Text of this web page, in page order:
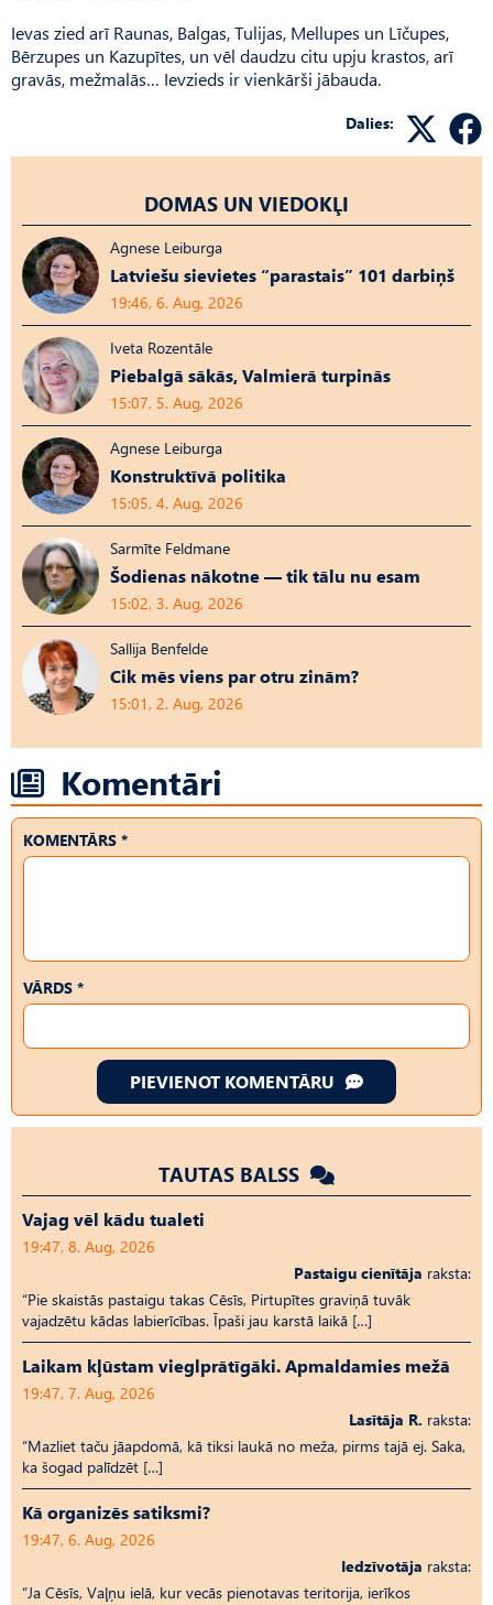
Ievas zied arī Raunas, Balgas, Tulijas, Mellupes un Līčupes,
Bērzupes un Kazupītes, un vēl daudzu citu upju krastos, arī
gravās, mežmalās… Ievzieds ir vienkārši jābauda.
Dalies:
DOMAS UN VIEDOKĻI
Agnese Leiburga
Latviešu sievietes “parastais” 101 darbiņš
19:46, 6. Aug, 2026
Iveta Rozentāle
Piebalgā sākās, Valmierā turpinās
15:07, 5. Aug, 2026
Agnese Leiburga
Konstruktīvā politika
15:05, 4. Aug, 2026
Sarmīte Feldmane
Šodienas nākotne — tik tālu nu esam
15:02, 3. Aug, 2026
Sallija Benfelde
Cik mēs viens par otru zinām?
15:01, 2. Aug, 2026
Komentāri
KOMENTĀRS *
VĀRDS *
PIEVIENOT KOMENTĀRU
TAUTAS BALSS
Vajag vēl kādu tualeti
19:47, 8. Aug, 2026
Pastaigu cienītāja raksta:
“Pie skaistās pastaigu takas Cēsīs, Pirtupītes graviņā tuvāk
vajadzētu kādas labierīcības. Īpaši jau karstā laikā […]
Laikam kļūstam vieglprātīgāki. Apmaldamies mežā
19:47, 7. Aug, 2026
Lasītāja R. raksta:
“Mazliet taču jāapdomā, kā tiksi laukā no meža, pirms tajā ej. Saka,
ka šogad palīdzēt […]
Kā organizēs satiksmi?
19:47, 6. Aug, 2026
Iedzīvotāja raksta:
“Ja Cēsīs, Vaļņu ielā, kur vecās pienotavas teritorija, ierīkos